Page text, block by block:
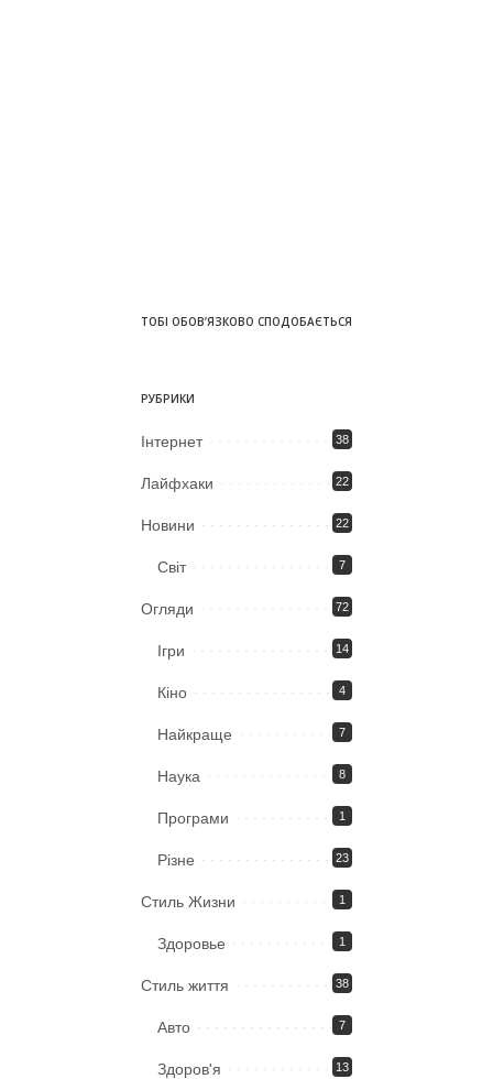
ТОБІ ОБОВ’ЯЗКОВО СПОДОБАЄТЬСЯ
РУБРИКИ
Iнтернет 38
Лайфхаки 22
Новини 22
Світ 7
Огляди 72
Ігри 14
Кіно 4
Найкраще 7
Наука 8
Програми 1
Різне 23
Стиль Жизни 1
Здоровье 1
Стиль життя 38
Авто 7
Здоров'я 13